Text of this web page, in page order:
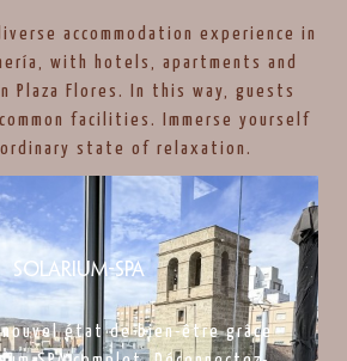
accommodation experience in
with hotels, apartments and
Plaza Flores. In this way, guests
facilities. Immerse yourself
state of relaxation.
Solarium-spa
nouvel état de bien-être grâce